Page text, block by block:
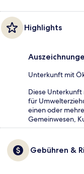
Highlights
Unterkunft mit
Diese Unterkunft
für
einen oder
Gemeinwesen,
Gebühren &